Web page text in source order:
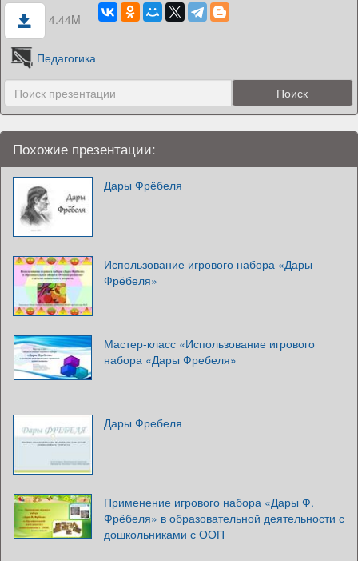
4.44M
Педагогика
Похожие презентации:
Дары Фрёбеля
Использование игрового набора «Дары
Фрёбеля»
Мастер-класс «Использование игрового
набора «Дары Фребеля»
Дары Фребеля
Применение игрового набора «Дары Ф.
Фрёбеля» в образовательной деятельности с
дошкольниками с ООП